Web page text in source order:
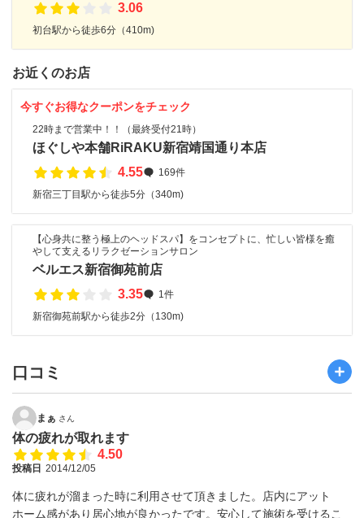
3.06
初台駅から徒歩6分（410m)
お近くのお店
今すぐお得なクーポンをチェック
22時まで営業中！！（最終受付21時）
ほぐしや本舗RiRAKU新宿靖国通り本店
4.55
169件
新宿三丁目駅から徒歩5分（340m)
【心身共に整う極上のヘッドスパ】をコンセプトに、忙しい皆様を癒
やして支えるリラクゼーションサロン
ベルエス新宿御苑前店
3.35
1件
新宿御苑前駅から徒歩2分（130m)
口コミ
まぁ さん
体の疲れが取れます
4.50
投稿日 2014/12/05
体に疲れが溜まった時に利用させて頂きました。店内にアット
ホーム感があり居心地が良かったです。安心して施術を受けるこ